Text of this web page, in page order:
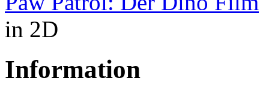
in 2D
Information